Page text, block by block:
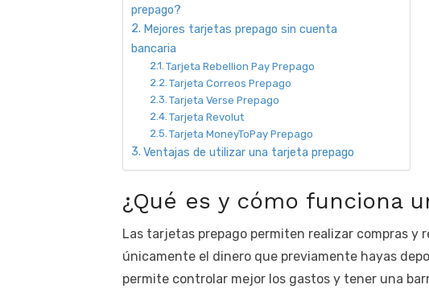
prepago?
Mejores tarjetas prepago sin cuenta
bancaria
Tarjeta Rebellion Pay Prepago
Tarjeta Correos Prepago
Tarjeta Verse Prepago
Tarjeta Revolut
Tarjeta MoneyToPay Prepago
Ventajas de utilizar una tarjeta prepago
¿Qué es y cómo funciona
Las tarjetas prepago permiten realizar compras
únicamente el dinero que previamente hayas
permite controlar mejor los gastos y tener una